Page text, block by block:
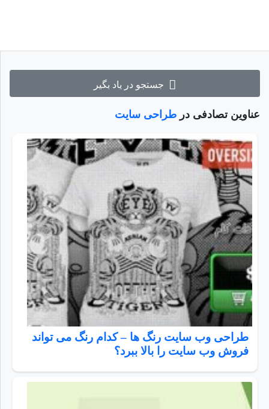
جستجو در یاد بگیر
عناوین تصادفی در طراحی سایت
طراحی وب سایت رنگ ها – کدام رنگ می تواند
فروش وب سایت را بالا ببرد؟